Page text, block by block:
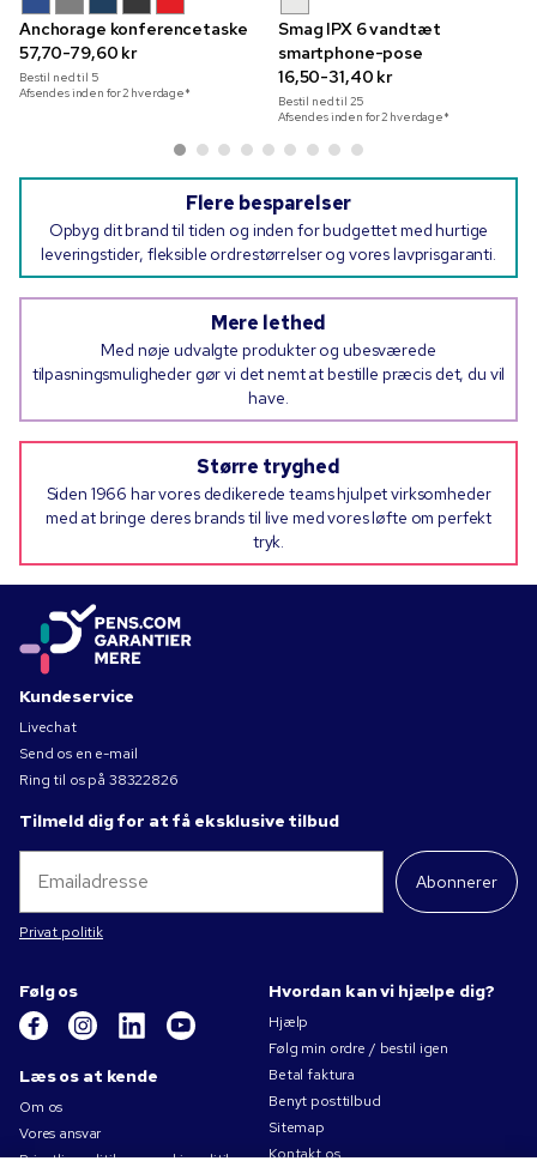
Anchorage konferencetaske
57,70-79,60 kr
Bestil ned til 5
Afsendes inden for 2 hverdage*
Smag IPX 6 vandtæt
smartphone-pose
16,50-31,40 kr
Bestil ned til 25
Afsendes inden for 2 hverdage*
Flere besparelser
Opbyg dit brand til tiden og inden for budgettet med hurtige
leveringstider, fleksible ordrestørrelser og vores lavprisgaranti.
Mere lethed
Med nøje udvalgte produkter og ubesværede
tilpasningsmuligheder gør vi det nemt at bestille præcis det, du vil
have.
Større tryghed
Siden 1966 har vores dedikerede teams hjulpet virksomheder
med at bringe deres brands til live med vores løfte om perfekt
tryk.
Kundeservice
Livechat
Send os en e-mail
Ring til os på 38322826
Tilmeld dig for at få eksklusive tilbud
Abonnerer
Privat politik
Følg os
Læs os at kende
Om os
Vores ansvar
Hvordan kan vi hjælpe dig?
Hjælp
Følg min ordre / bestil igen
Betal faktura
Benyt posttilbud
Sitemap
Kontakt os